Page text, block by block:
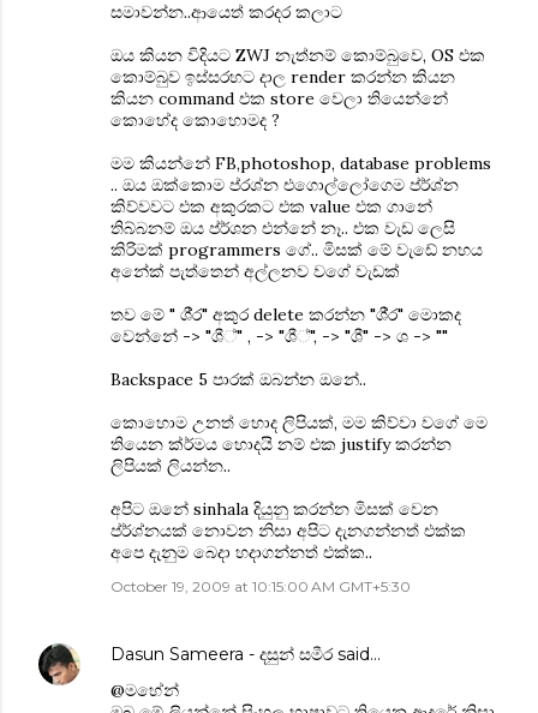
සමාවන්න..ආයෙත් ක‍රද‍ර කලාට
ඔය කියන විදියට ZWJ නැත්නම් කොම්බුවෙ, OS එක
කොම්බුව ඉස්ස‍රහට දාල render ක‍රන්න කියන
කියන command එක store වෙලා තියෙන්නේ
කොහේද කොහොමද ?
මම කියන්නේ FB,photoshop, database problems
.. ඔය ඔක්කොම ප‍්රශ්න එගොල්ලෝගෙම ප්ර්ශ්න
කිව්වවට එක අකුරකට එක value එක ගානේ
තිබ්බනම් ඔය ප්ර්ශන එන්නේ නෑ.. එක වැඩ ලෙසි
කිරිමක් programmers ගේ.. මිසක් මේ වැඩේ නහය
අනේක් පැත්තෙන් අල්ලනව වගේ වැඩක්
තව මේ " ශී‍්‍ර" අකුර delete ක‍රන්න "ශී‍්‍ර" මොකද
වෙන්නේ -> "ශී‍්‍" , -> "ශී‍්", -> "ශී" -> ශ -> ""
Backspace 5 පාරක් ඔබන්න ඔනේ..
කොහොම උනත් හොද ලිපියක්, මම කිව්වා වගේ මෙ
තියෙන ක්ර්මය හොදයි නම් එක justify ක‍රන්න
ලිපියක් ලියන්න..
අපිට ඔනේ sinhala දියුනු කරන්න මිසක් වෙන
ප්ර්ශ්නයක් නොවන නිසා අපිට දැනගන්නත් එක්ක
අපෙ දැනුම බෙදා හදාගන්නත් එක්ක..
October 19, 2009 at 10:15:00 AM GMT+5:30
Dasun Sameera - දසුන් සමීර said…
@මහේන්